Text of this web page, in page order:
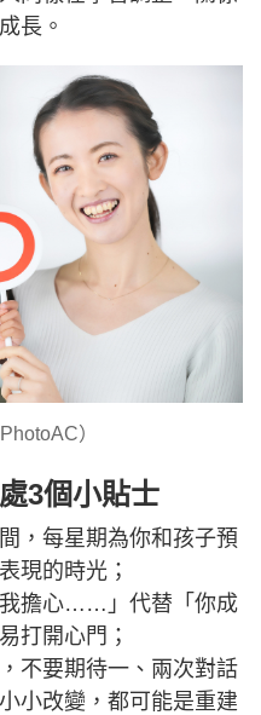
長。
）
3個小貼士
，每星期為你和孩子預
現的時光；
我擔心……」代替「你成
打開心門；
不要期待一、兩次對話
小改變，都可能是重建